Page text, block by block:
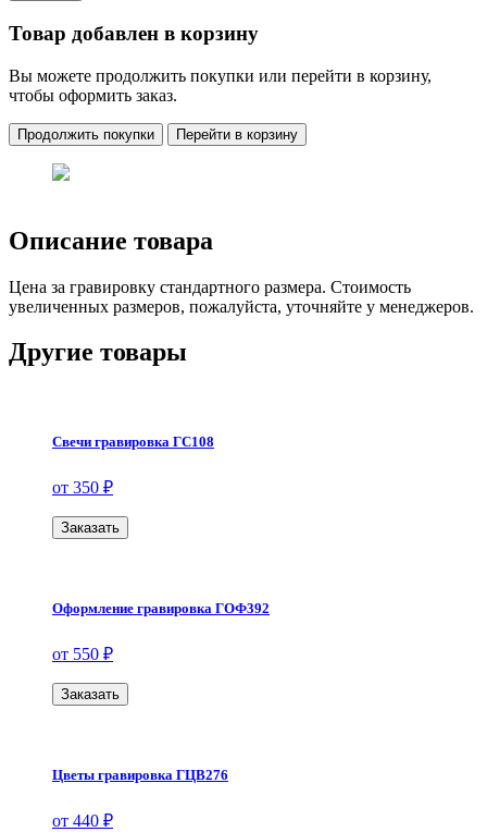
Товар добавлен в корзину
Вы можете продолжить покупки или перейти в корзину,
чтобы оформить заказ.
Продолжить покупки Перейти в корзину
Описание товара
Цена за гравировку стандартного размера. Стоимость
увеличенных размеров, пожалуйста, уточняйте у менеджеров.
Другие товары
Свечи гравировка ГС108
от 350 ₽
Заказать
Оформление гравировка ГОФ392
от 550 ₽
Заказать
Цветы гравировка ГЦВ276
от 440 ₽